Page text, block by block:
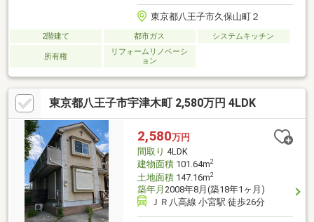
東京都八王子市久保山町２
2階建て 都市ガス システムキッチン
所有権
リフォームリノベーシ
ョン
東京都八王子市宇津木町 2,580万円 4LDK
2,580万円
間取り 4LDK
建物面積101.64m2
土地面積147.16m2
築年月 2008年8月(築18年1ヶ月)
ＪＲ八高線 小宮駅 徒歩26分